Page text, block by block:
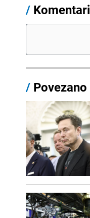
/ Komentari
/ Povezano